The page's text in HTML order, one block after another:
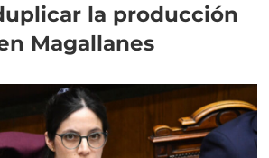
la producción
Magallanes